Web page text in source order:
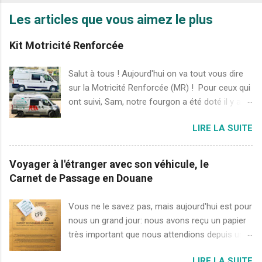
Les articles que vous aimez le plus
Kit Motricité Renforcée
Salut à tous ! Aujourd'hui on va tout vous dire
sur la Motricité Renforcée (MR) ! Pour ceux qui
ont suivi, Sam, notre fourgon a été doté il y a
A savoir, le pack de MR, installé par Poclain
Véhicules, qui permet à tout véhicule standard
de devenir un véhicule tout chemin (à distinguer
du 4x4 😉). Sam avant et après l'installation du
pack MR Que comprend le pack MR ? un
Renforcée Protections sous la caisse : plaque
de métal, installée sous le moteur afin de le
protéger et protégeant également le radiateur 4
pneus M+S (=Mud and Snow, Boue et neige) =
LIRE LA SUITE
Voyager à l'étranger avec son véhicule, le
Carnet de Passage en Douane
Vous ne le savez pas, mais aujourd'hui est pour
nous un grand jour: nous avons reçu un papier
très important que nous attendions depuis un